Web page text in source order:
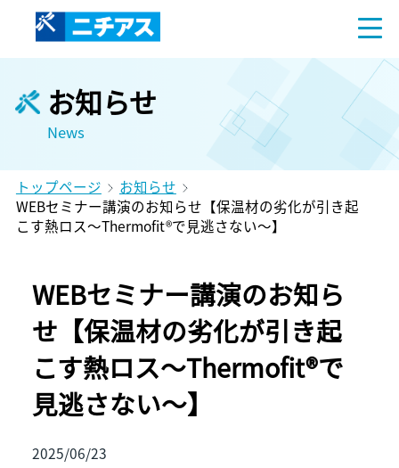
お知らせ
News
トップページ
お知らせ
WEBセミナー講演のお知らせ【保温材の劣化が引き起
こす熱ロス～Thermofit®で見逃さない～】
WEBセミナー講演のお知ら
せ【保温材の劣化が引き起
こす熱ロス～Thermofit®で
見逃さない～】
2025/06/23